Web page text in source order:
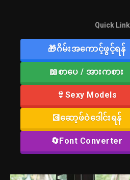
Quick
🎁ဂိမ်းအကောင့်ဖွင့်ရန်
📖စာပေ / အားကစား
👙Sexy Models
💽ဆော့ဖ်ဝဲဒေါင်းရန်
🔄Font Converter